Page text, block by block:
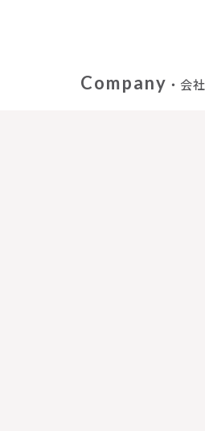
Company ・会